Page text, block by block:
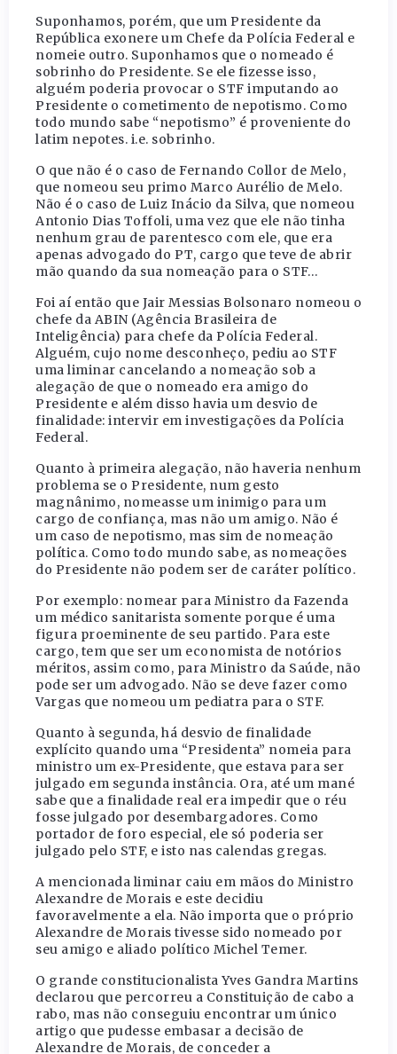
Suponhamos, porém, que um Presidente da
República exonere um Chefe da Polícia Federal e
nomeie outro. Suponhamos que o nomeado é
sobrinho do Presidente. Se ele fizesse isso,
alguém poderia provocar o STF imputando ao
Presidente o cometimento de nepotismo. Como
todo mundo sabe “nepotismo” é proveniente do
latim nepotes. i.e. sobrinho.
O que não é o caso de Fernando Collor de Melo,
que nomeou seu primo Marco Aurélio de Melo.
Não é o caso de Luiz Inácio da Silva, que nomeou
Antonio Dias Toffoli, uma vez que ele não tinha
nenhum grau de parentesco com ele, que era
apenas advogado do PT, cargo que teve de abrir
mão quando da sua nomeação para o STF…
Foi aí então que Jair Messias Bolsonaro nomeou o
chefe da ABIN (Agência Brasileira de
Inteligência) para chefe da Polícia Federal.
Alguém, cujo nome desconheço, pediu ao STF
uma liminar cancelando a nomeação sob a
alegação de que o nomeado era amigo do
Presidente e além disso havia um desvio de
finalidade: intervir em investigações da Polícia
Federal.
Quanto à primeira alegação, não haveria nenhum
problema se o Presidente, num gesto
magnânimo, nomeasse um inimigo para um
cargo de confiança, mas não um amigo. Não é
um caso de nepotismo, mas sim de nomeação
política. Como todo mundo sabe, as nomeações
do Presidente não podem ser de caráter político.
Por exemplo: nomear para Ministro da Fazenda
um médico sanitarista somente porque é uma
figura proeminente de seu partido. Para este
cargo, tem que ser um economista de notórios
méritos, assim como, para Ministro da Saúde, não
pode ser um advogado. Não se deve fazer como
Vargas que nomeou um pediatra para o STF.
Quanto à segunda, há desvio de finalidade
explícito quando uma “Presidenta” nomeia para
ministro um ex-Presidente, que estava para ser
julgado em segunda instância. Ora, até um mané
sabe que a finalidade real era impedir que o réu
fosse julgado por desembargadores. Como
portador de foro especial, ele só poderia ser
julgado pelo STF, e isto nas calendas gregas.
A mencionada liminar caiu em mãos do Ministro
Alexandre de Morais e este decidiu
favoravelmente a ela. Não importa que o próprio
Alexandre de Morais tivesse sido nomeado por
seu amigo e aliado político Michel Temer.
O grande constitucionalista Yves Gandra Martins
declarou que percorreu a Constituição de cabo a
rabo, mas não conseguiu encontrar um único
artigo que pudesse embasar a decisão de
Alexandre de Morais, de conceder a